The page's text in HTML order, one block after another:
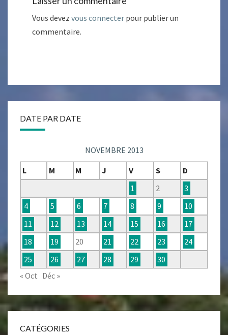
Vous devez vous connecter pour publier un
commentaire.
DATE PAR DATE
NOVEMBRE 2013
L
M M J V S
D
1
2
3
4
5 6 7 8 9
10
11
12 13 14 15 16
17
18
19 20 21 22 23
24
25
26 27 28 29
30
« Oct Déc »
CATÉGORIES